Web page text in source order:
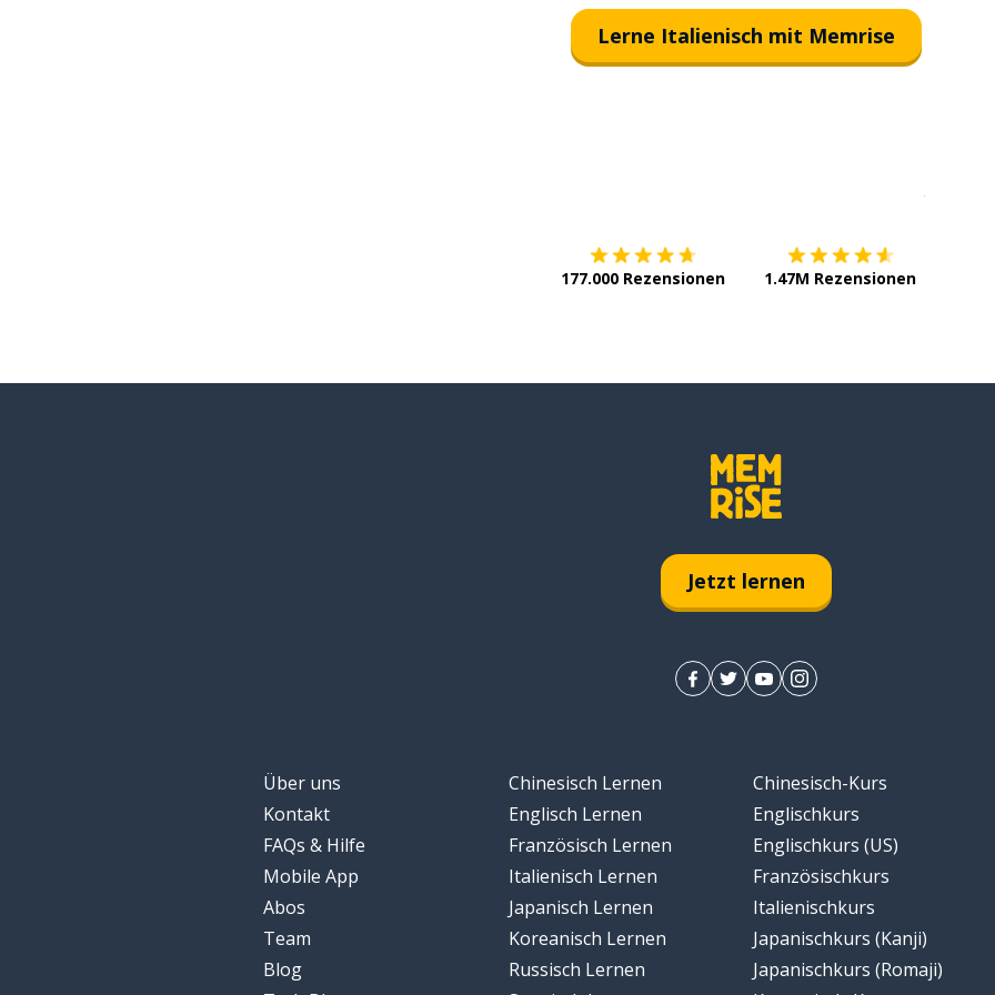
Lerne Italienisch mit Memrise
177.000 Rezensionen 1.47M Rezensionen
Jetzt lernen
Über uns
Kontakt
FAQs & Hilfe
Mobile App
Abos
Team
Blog
Chinesisch Lernen
Englisch Lernen
Französisch Lernen
Italienisch Lernen
Japanisch Lernen
Koreanisch Lernen
Russisch Lernen
Chinesisch-Kurs
Englischkurs
Englischkurs (US)
Französischkurs
Italienischkurs
Japanischkurs (Kanji)
Japanischkurs (Romaji)